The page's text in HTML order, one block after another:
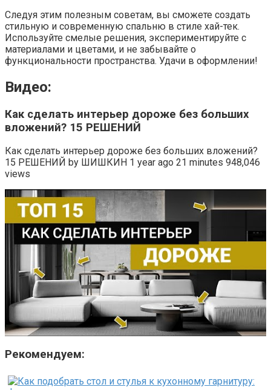
Следуя этим полезным советам, вы сможете создать
стильную и современную спальню в стиле хай-тек.
Используйте смелые решения, экспериментируйте с
материалами и цветами, и не забывайте о
функциональности пространства. Удачи в оформлении!
Видео:
Как сделать интерьер дороже без больших
вложений? 15 РЕШЕНИЙ
Как сделать интерьер дороже без больших вложений?
15 РЕШЕНИЙ by ШИШКИН 1 year ago 21 minutes 948,046
views
Рекомендуем: